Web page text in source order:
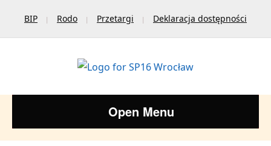
BIP Rodo Przetargi Deklaracja dostępności
Open Menu